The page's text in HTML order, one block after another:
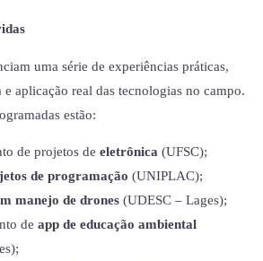
uma série de experiências práticas,
aplicação real das tecnologias no campo.
estão:
de projetos de eletrônica (UFSC);
de programação (UNIPLAC);
manejo de drones (UDESC – Lages);
de app de educação ambiental